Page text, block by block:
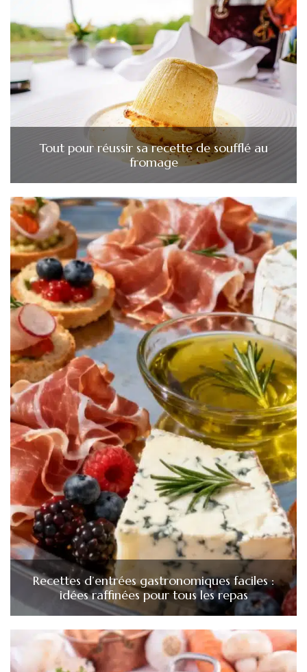
Tout pour réussir sa recette de soufflé au
fromage
Recettes d’entrées gastronomiques faciles :
idées raffinées pour tous les repas